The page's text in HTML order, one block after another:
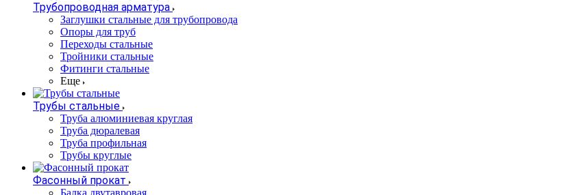
Трубопроводная арматура
Заглушки стальные для трубопровода
Опоры для труб
Переходы стальные
Тройники стальные
Фитинги стальные
Еще
Трубы стальные
Труба алюминиевая круглая
Труба дюралевая
Труба профильная
Трубы круглые
Фасонный прокат
Балка двутавровая